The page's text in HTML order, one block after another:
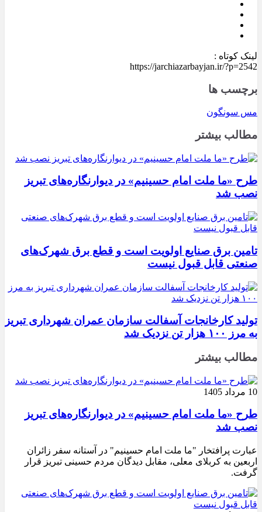
لینک کوتاه :
https://jarchiazarbayjan.ir/?p=2542
برچسب ها
مس سونگون
مطالب بیشتر
طرح «ما ملت امام حسینیم» در دیوارنگاره‌های تبریز
نصب شد
تامین برق صنایع اولویت است و قطع برق شهرک‌های
صنعتی قابل قبول نیست
تولید کارخانجات آسفالت سازمان عمران شهرداری تبریز
به مرز ۱۰۰ هزار تن نزدیک شد
مطالب بیشتر
10 مرداد 1405
طرح «ما ملت امام حسینیم» در دیوارنگاره‌های تبریز
نصب شد
عبارت پرافتخار "ما ملت امام حسینیم" در آستانه سفر زائران
اربعین به کربلای معلی، مقابل دیدگان مردم حسینی تبریز قرار
گرفت.